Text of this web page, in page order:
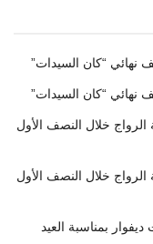
نهائي “كان السيدات”
نهائي “كان السيدات”
نمواً بـ14.4% في حركة الرواج خلال النصف الأول
نمواً بـ14.4% في حركة الرواج خلال النصف الأول
بمناسبة العيد